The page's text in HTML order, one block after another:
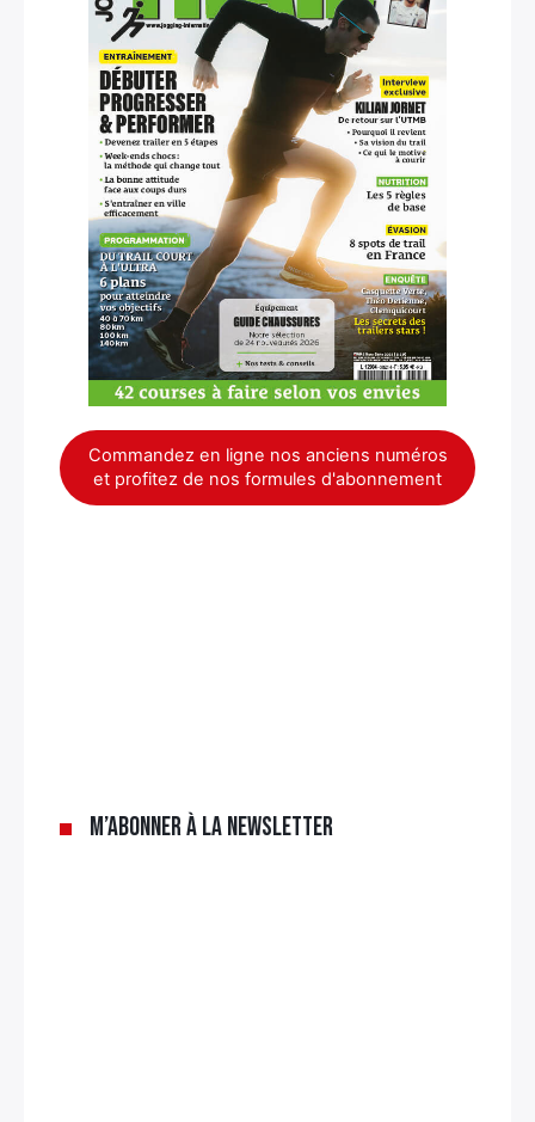
Commandez en ligne nos anciens numéros
et profitez de nos formules d'abonnement
M’abonner à la newsletter